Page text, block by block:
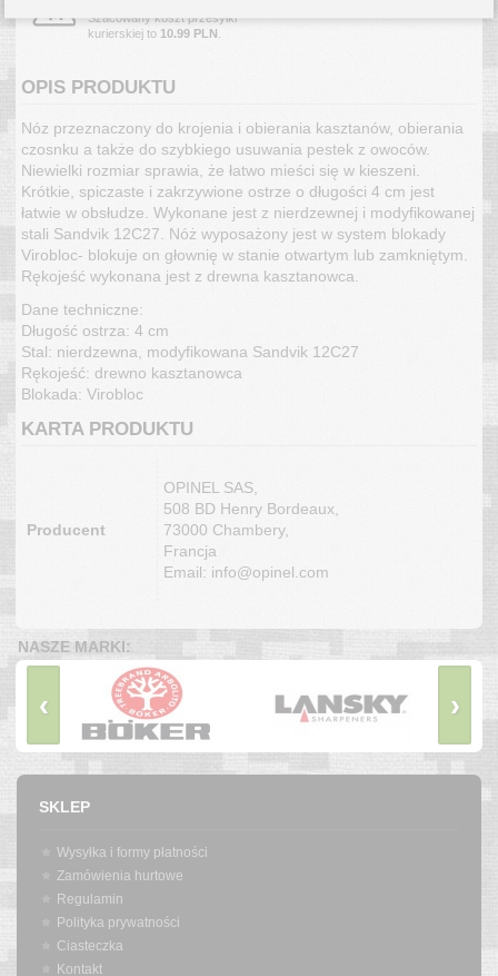
Szacowany koszt przesyłki
kurierskiej to 10.99 PLN
OPIS PRODUKTU
Nóz przeznaczony do krojenia i obierania kasztanów, obierania
czosnku a także do szybkiego usuwania pestek z owoców.
Niewielki rozmiar sprawia, że ​​łatwo mieści się w kieszeni.
Krótkie, spiczaste i zakrzywione ostrze o długości 4 cm jest
łatwie w obsłudze. Wykonane jest z nierdzewnej i modyfikowanej
stali Sandvik 12C27. Nóż wyposażony jest w system blokady
Virobloc- blokuje on głownię w stanie otwartym lub zamkniętym.
Rękojeść wykonana jest z drewna kasztanowca.
Dane techniczne:
Długość ostrza: 4 cm
Stal: nierdzewna, modyfikowana Sandvik 12C27
Rękojeść: drewno kasztanowca
Blokada: Virobloc
KARTA PRODUKTU
Producent
OPINEL SAS,
508 BD Henry Bordeaux,
73000 Chambery,
Francja
Email: info@opinel.com
NASZE MARKI:
‹ ›
SKLEP
Wysyłka i formy płatności
Zamówienia hurtowe
Regulamin
Polityka prywatności
Ciasteczka
Kontakt